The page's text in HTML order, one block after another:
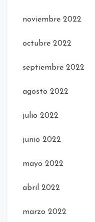
noviembre 2022
octubre 2022
septiembre 2022
agosto 2022
julio 2022
junio 2022
mayo 2022
abril 2022
marzo 2022